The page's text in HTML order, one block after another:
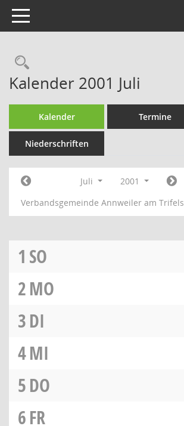
Toggle navigation
Rechercheauswahl
Kalender 2001 Juli
Kalender Termine
Niederschriften
Juli 2001
Verbandsgemeinde Annweiler am Trifels
1 SO
2MO
3DI
4MI
5DO
6FR